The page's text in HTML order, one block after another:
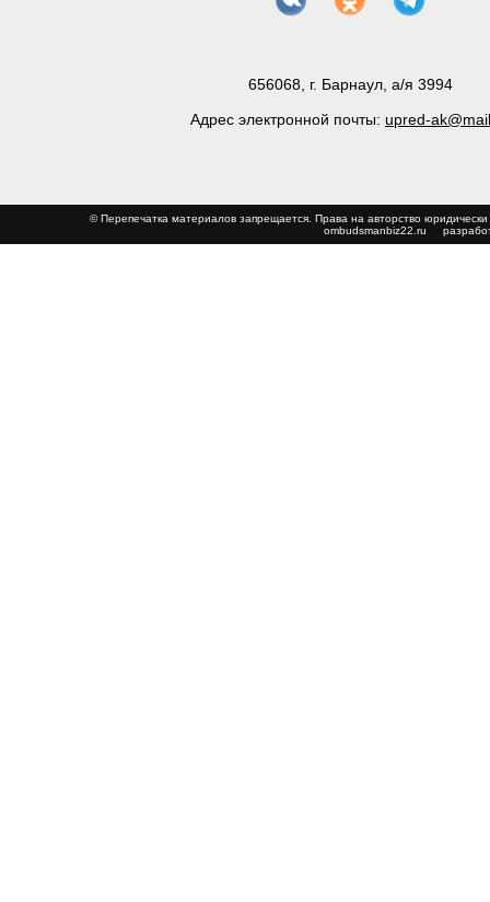
656068, г. Барнаул, а/я 3994
Адрес электронной почты: upred-
© Перепечатка материалов запрещается. Права на авторство
ombudsmanbiz22.ru